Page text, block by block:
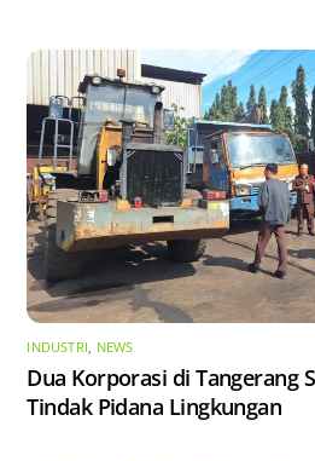
INDUSTRI NEWS
Dua Korporasi di Tangerang
Tindak Pidana Lingkungan